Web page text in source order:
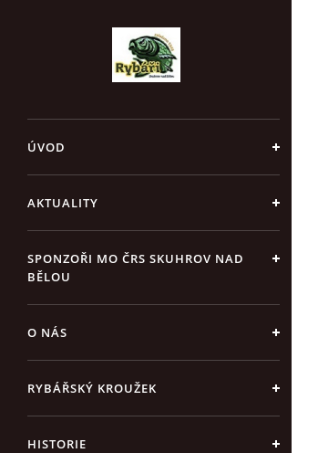
ÚVOD
AKTUALITY
SPONZOŘI MO ČRS SKUHROV NAD
BĚLOU
O NÁS
RYBÁŘSKÝ KROUŽEK
HISTORIE